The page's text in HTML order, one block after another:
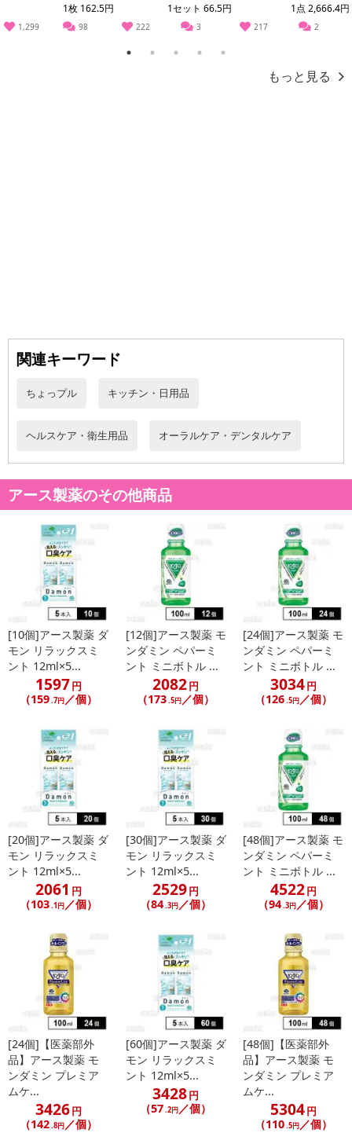
セルフメディケーション税制
対象外
注意事項
お申込みの際は 「商品情報」に記載されている「注意事項」を
必ずご確認ください。
【キャンセルについて】
※お申込み後のキャンセルはお受けできません。
記載されている内容を必ずご確認いただき、お届けする商品セット
にご納得いただきましたうえでお申し込みください。
※パッケージ変更や商品リニューアル(成分など含む)等により、参考
の掲載画像や画像内のバーコードなど、お届け商品と多少異なる場
合がございます。
また、[新たな加工食品の原料原産地表示制度]の経過措置期間の終
了により、商品詳細内に記載の原産国・原材料の表記が旧表記の場
合がございます。
あらかじめご了承いただいた上でお申込みください。なお、本理由
【お支払いについて】
※送料はお試し費用に含まれております。
※お支払い方法は、電話料金合算払い、クレジットカード、dポイン
トの利用となります。
【発送・お届け・商品について】
※お申込み頂きました商品の同梱、お届けの日時指定はいたしかね
ます。
金はいたしかねます。
また、お届け日時のご指定は、お受けできません。宅配業者からの
不在票にてご対応ください。
※発送予定日は前後する場合がございます。また商品によって発送
日が異なります。
※dショッピングサンプル百貨店よりお届けする商品は、ご利用いた
だいた後のご感想をいただくことを目的としており、転売等は固く
禁じます。
転売等、目的以外での利用が確認された場合は、サービス利用を停
止させていただきます。
1枚 162.5円
1,299 98
1セット 66.5円
222 3
1点 2,666.4円
217 2
1 2 3 4 5
もっと見る
関連キーワード
ちょっプル キッチン・日用品
ヘルスケア・衛生用品 オーラルケア・デンタルケア
アース製薬のその他商品
[10個]アース製薬 ダ
モン リラックスミ
ント 12ml×5...
1597円
（159.7円／個）
[12個]アース製薬 モ
ンダミン ペパーミ
ント ミニボトル ...
2082円
（173.5円／個）
[24個]アース製薬 モ
ンダミン ペパーミ
ント ミニボトル ...
3034円
（126.5円／個）
[20個]アース製薬 ダ
モン リラックスミ
ント 12ml×5...
2061 円
（103 .1円／個）
[30個]アース製薬 ダ
モン リラックスミ
ント 12ml×5...
2529円
（84 .3円 ／個）
[48個]アース製薬 モ
ンダミン ペパーミ
ント ミニボトル ...
4522円
（94 .3円 ／個）
[24個]【医薬部外
品】アース製薬 モ
ンダミン プレミア
ムケ...
3426円
（142.8円／個）
[60個]アース製薬 ダ
モン リラックスミ
ント 12ml×5...
3428円
（57.2円／個）
[48個]【医薬部外
品】アース製薬 モ
ンダミン プレミア
ムケ...
5304円
（110.5円／個）